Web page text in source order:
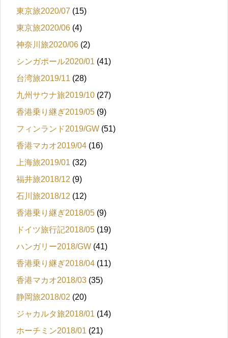
東京旅2020/07 (15)
東京旅2020/06 (4)
神奈川旅2020/06 (2)
シンガポール2020/01 (41)
台湾旅2019/11 (28)
九州サウナ旅2019/10 (27)
香港乗り継ぎ2019/05 (9)
フィンランド2019/GW (51)
香港マカオ2019/04 (16)
上海旅2019/01 (32)
福井旅2018/12 (9)
石川旅2018/12 (12)
香港乗り継ぎ2018/05 (9)
ドイツ旅行記2018/05 (19)
ハンガリー2018/GW (41)
香港乗り継ぎ2018/04 (11)
香港マカオ2018/03 (35)
静岡旅2018/02 (20)
ジャカルタ旅2018/01 (14)
ホーチミン2018/01 (21)